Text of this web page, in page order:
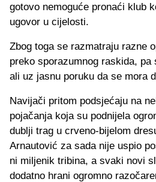
gotovo nemoguće pronaći klub
ugovor u cijelosti.
Zbog toga se razmatraju razne
preko sporazumnog raskida, pa
ali uz jasnu poruku da se mora
Navijači pritom podsjećaju na
pojačanja koja su podnijela
dublji trag u crveno-bijelom
Arnautović za sada nije uspio
ni miljenik tribina, a svaki novi
dodatno hrani ogromno